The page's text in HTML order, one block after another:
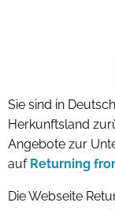
Sie sind in
Herkunftsland
Angebote zur
auf Returning
Die Webseite